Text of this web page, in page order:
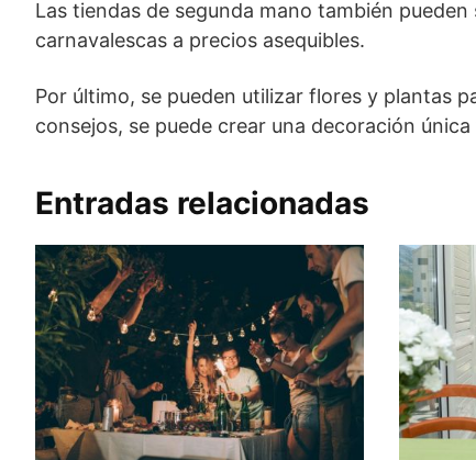
Las tiendas de segunda mano también
carnavalescas a precios asequibles.
Por último, se pueden utilizar flores y plantas
consejos, se puede crear una decoración
Entradas relacionadas